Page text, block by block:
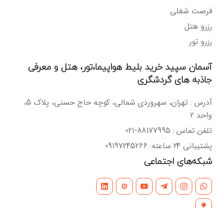
فرصت شغلی
رزرو هتل
رزرو تور
آسمان سپید خرید بلیط هواپیما،تور، هتل و معرفی
جاذبه های گردشگری
آدرس : تهران، سهروردی شمالی، کوچه حاج حسنی، پلاک 5،
واحد 2
تلفن تماس : 88177995-021
پشتیبانی 24 ساعته: 09197245266
شبکه‌های اجتماعی